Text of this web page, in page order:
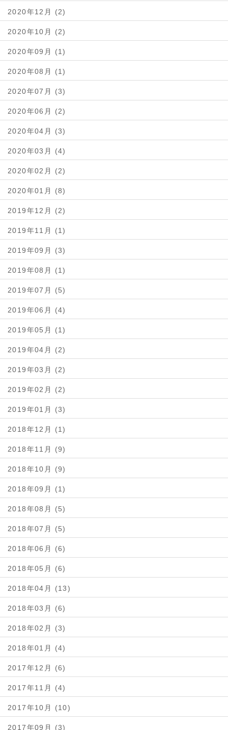
2020年12月 (2)
2020年10月 (2)
2020年09月 (1)
2020年08月 (1)
2020年07月 (3)
2020年06月 (2)
2020年04月 (3)
2020年03月 (4)
2020年02月 (2)
2020年01月 (8)
2019年12月 (2)
2019年11月 (1)
2019年09月 (3)
2019年08月 (1)
2019年07月 (5)
2019年06月 (4)
2019年05月 (1)
2019年04月 (2)
2019年03月 (2)
2019年02月 (2)
2019年01月 (3)
2018年12月 (1)
2018年11月 (9)
2018年10月 (9)
2018年09月 (1)
2018年08月 (5)
2018年07月 (5)
2018年06月 (6)
2018年05月 (6)
2018年04月 (13)
2018年03月 (6)
2018年02月 (3)
2018年01月 (4)
2017年12月 (6)
2017年11月 (4)
2017年10月 (10)
2017年09月 (3)